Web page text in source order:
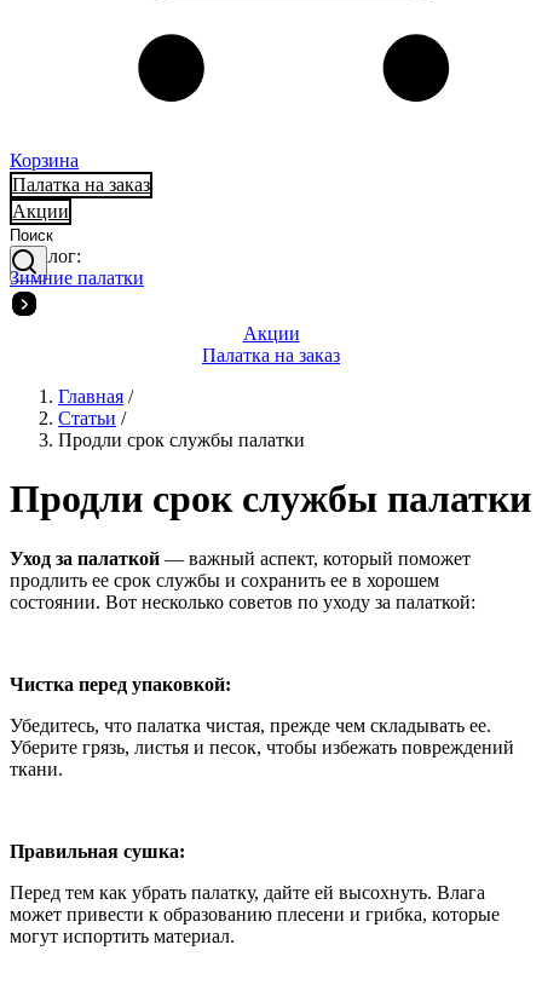
Корзина
Палатка на заказ
Акции
Каталог:
Зимние палатки
Акции
Палатка на заказ
Главная /
Статьи /
Продли срок службы палатки
Продли срок службы палатки
Уход за палаткой — важный аспект, который поможет
продлить ее срок службы и сохранить ее в хорошем
состоянии. Вот несколько советов по уходу за палаткой:
Чистка перед упаковкой:
Убедитесь, что палатка чистая, прежде чем складывать ее.
Уберите грязь, листья и песок, чтобы избежать повреждений
ткани.
Правильная сушка:
Перед тем как убрать палатку, дайте ей высохнуть. Влага
может привести к образованию плесени и грибка, которые
могут испортить материал.